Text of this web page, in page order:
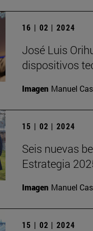
16 | 02 | 2024
José Luis
dispositivos
Imagen Manuel
15 | 02 | 2024
Seis nuevas
Estrategia
Imagen Manuel
15 | 02 | 2024